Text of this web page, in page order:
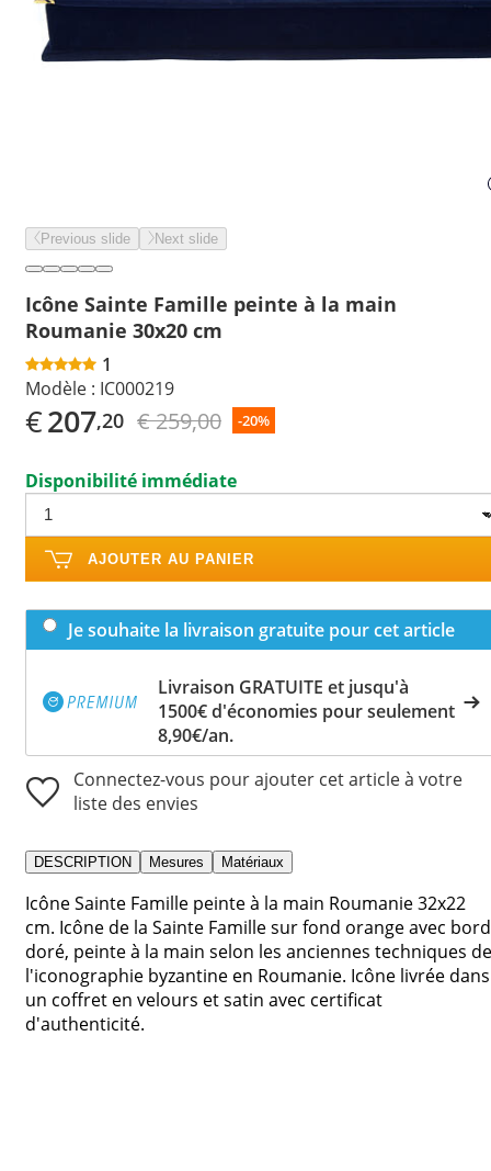
Previous slide Next slide
Icône Sainte Famille peinte à la main
Roumanie 30x20 cm
1
Modèle : IC000219
€207,20 € 259,00 -20%
Disponibilité immédiate
AJOUTER AU PANIER
Je souhaite la livraison gratuite pour cet article
Livraison GRATUITE et jusqu'à
1500€ d'économies pour seulement
8,90€/an.
Connectez-vous pour ajouter cet article à votre
liste des envies
DESCRIPTION Mesures Matériaux
Icône Sainte Famille peinte à la main Roumanie 32x22
cm. Icône de la Sainte Famille sur fond orange avec bord
doré, peinte à la main selon les anciennes techniques de
l'iconographie byzantine en Roumanie. Icône livrée dans
un coffret en velours et satin avec certificat
d'authenticité.